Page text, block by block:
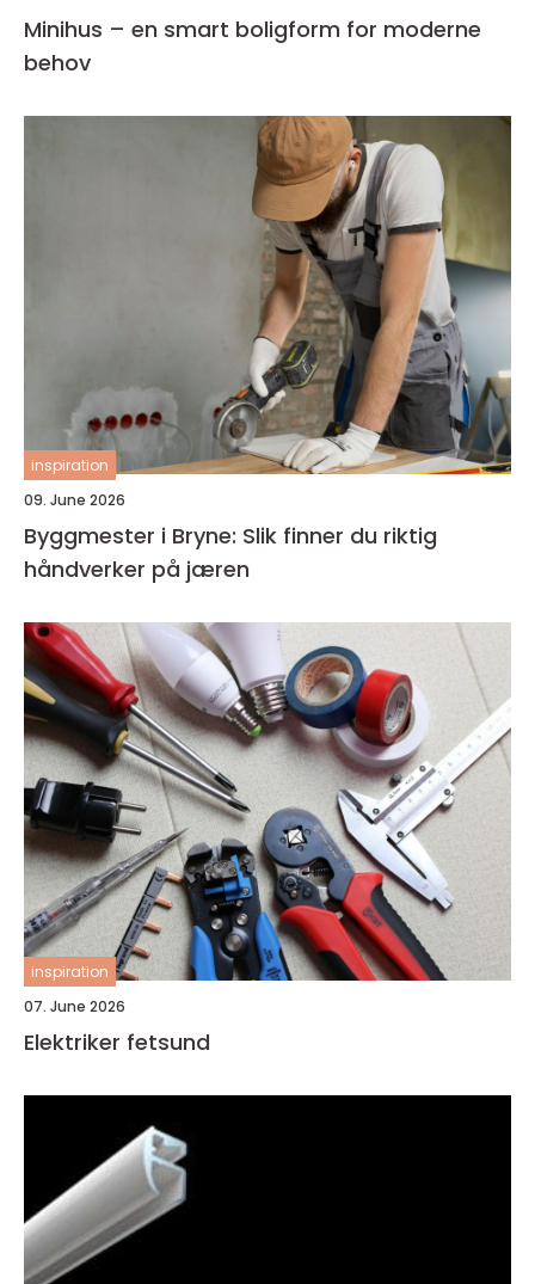
Minihus – en smart boligform for moderne
behov
inspiration
09. June 2026
Byggmester i Bryne: Slik finner du riktig
håndverker på jæren
inspiration
07. June 2026
Elektriker fetsund